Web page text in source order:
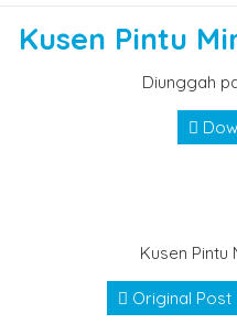
Kusen Pintu
Diunggah
Kusen Pintu
Original Post